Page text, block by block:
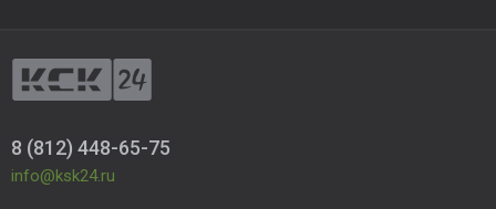
8 (812) 448-65-75
info@ksk24.ru